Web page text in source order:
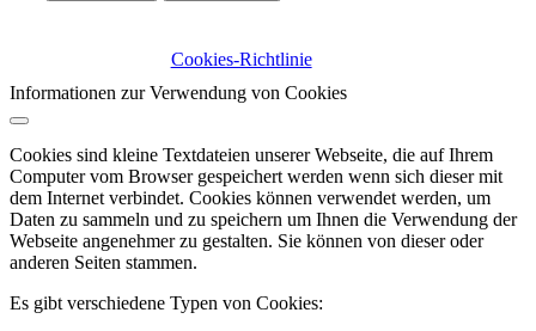
Cookies-Richtlinie
Informationen zur Verwendung von Cookies
Cookies sind kleine Textdateien unserer Webseite, die auf Ihrem
Computer vom Browser gespeichert werden wenn sich dieser mit
dem Internet verbindet. Cookies können verwendet werden, um
Daten zu sammeln und zu speichern um Ihnen die Verwendung der
Webseite angenehmer zu gestalten. Sie können von dieser oder
anderen Seiten stammen.
Es gibt verschiedene Typen von Cookies: